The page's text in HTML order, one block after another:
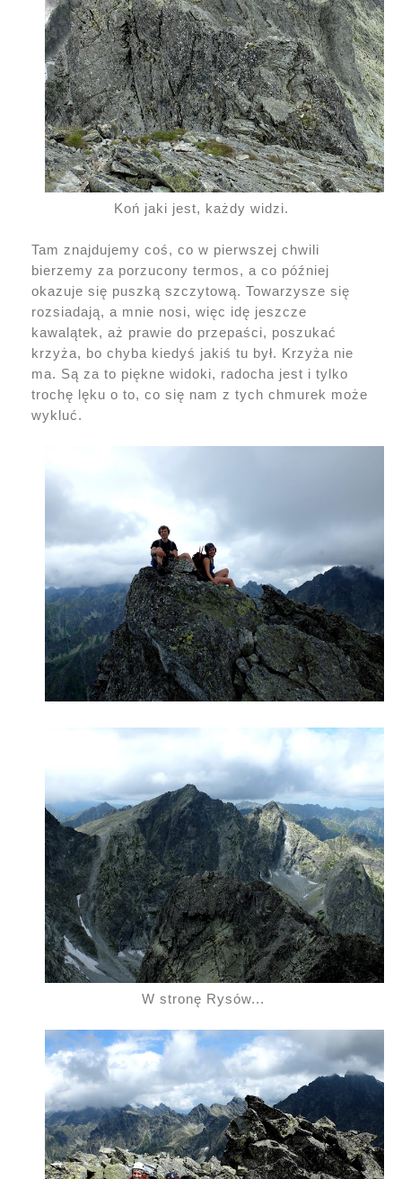
Koń jaki jest, każdy widzi.
Tam znajdujemy coś, co w pierwszej chwili
bierzemy za porzucony termos, a co później
okazuje się puszką szczytową. Towarzysze się
rozsiadają, a mnie nosi, więc idę jeszcze
kawalątek, aż prawie do przepaści, poszukać
krzyża, bo chyba kiedyś jakiś tu był. Krzyża nie
ma. Są za to piękne widoki, radocha jest i tylko
trochę lęku o to, co się nam z tych chmurek może
wykluć.
W stronę Rysów...